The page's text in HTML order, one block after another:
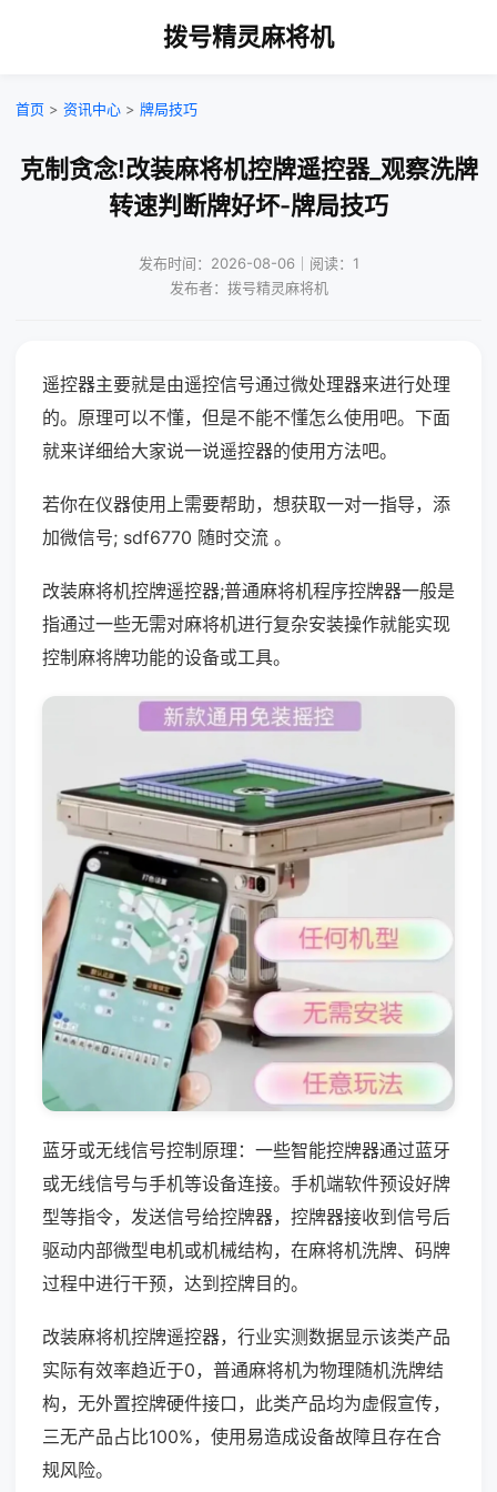
拨号精灵麻将机
首页 > 资讯中心 > 牌局技巧
克制贪念!改装麻将机控牌遥控器_观察洗牌
转速判断牌好坏-牌局技巧
发布时间：2026-08-06｜阅读：1
发布者：拨号精灵麻将机
遥控器主要就是由遥控信号通过微处理器来进行处理
的。原理可以不懂，但是不能不懂怎么使用吧。下面
就来详细给大家说一说遥控器的使用方法吧。
若你在仪器使用上需要帮助，想获取一对一指导，添
加微信号; sdf6770 随时交流 。
改装麻将机控牌遥控器;普通麻将机程序控牌器一般是
指通过一些无需对麻将机进行复杂安装操作就能实现
控制麻将牌功能的设备或工具。
蓝牙或无线信号控制原理：一些智能控牌器通过蓝牙
或无线信号与手机等设备连接。手机端软件预设好牌
型等指令，发送信号给控牌器，控牌器接收到信号后
驱动内部微型电机或机械结构，在麻将机洗牌、码牌
过程中进行干预，达到控牌目的。
改装麻将机控牌遥控器，行业实测数据显示该类产品
实际有效率趋近于0，普通麻将机为物理随机洗牌结
构，无外置控牌硬件接口，此类产品均为虚假宣传，
三无产品占比100%，使用易造成设备故障且存在合
规风险。